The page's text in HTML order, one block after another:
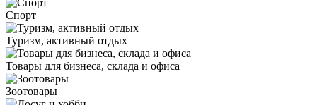
Спорт
Туризм, активный отдых
Товары для бизнеса, склада и офиса
Зоотовары